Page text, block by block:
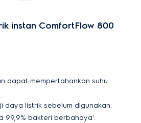
instan ComfortFlow 800
dapat mempertahankan suhu
daya listrik sebelum digunakan.
99,9% bakteri berbahaya¹.